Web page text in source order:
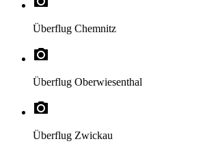
Überflug Chemnitz
Überflug Oberwiesenthal
Überflug Zwickau